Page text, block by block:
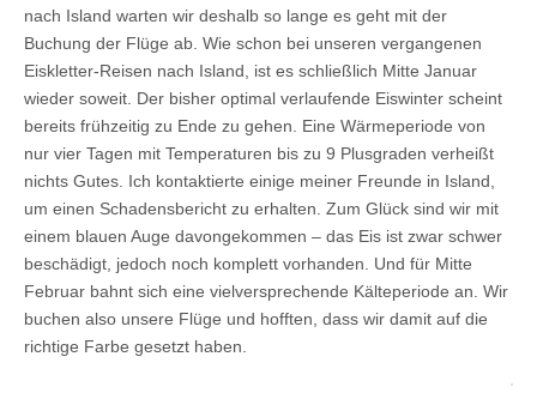
nach Island warten wir deshalb so lange es geht mit der
Buchung der Flüge ab. Wie schon bei unseren vergangenen
Eiskletter-Reisen nach Island, ist es schließlich Mitte Januar
wieder soweit. Der bisher optimal verlaufende Eiswinter scheint
bereits frühzeitig zu Ende zu gehen. Eine Wärmeperiode von
nur vier Tagen mit Temperaturen bis zu 9 Plusgraden verheißt
nichts Gutes. Ich kontaktierte einige meiner Freunde in Island,
um einen Schadensbericht zu erhalten. Zum Glück sind wir mit
einem blauen Auge davongekommen – das Eis ist zwar schwer
beschädigt, jedoch noch komplett vorhanden. Und für Mitte
Februar bahnt sich eine vielversprechende Kälteperiode an. Wir
buchen also unsere Flüge und hofften, dass wir damit auf die
richtige Farbe gesetzt haben.